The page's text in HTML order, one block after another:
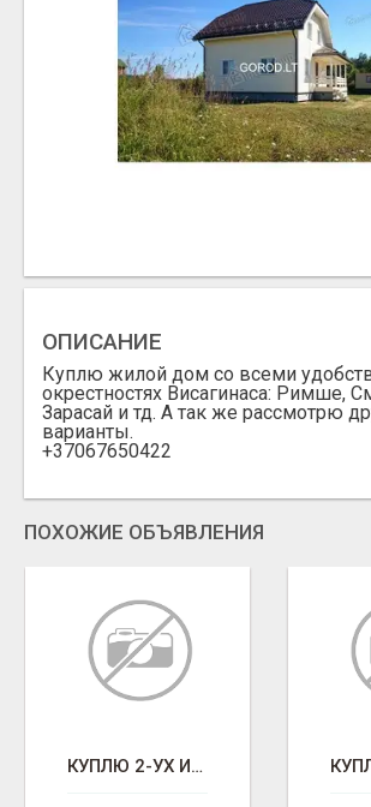
ОПИСАНИЕ
Куплю жилой дом со всеми
окрестностях Висагинаса: Римше,
Зарасай и тд. А так же рассмотрю
варианты.
+37067650422
ПОХОЖИЕ ОБЪЯВЛЕНИЯ
КУПЛЮ 2-УХ ИЛИ 3-ЁХКОМНАТНУЮ КВАРТИРУ